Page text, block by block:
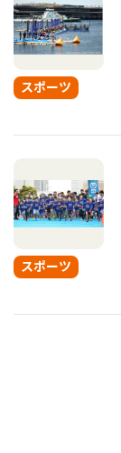
スポーツ
スポーツ